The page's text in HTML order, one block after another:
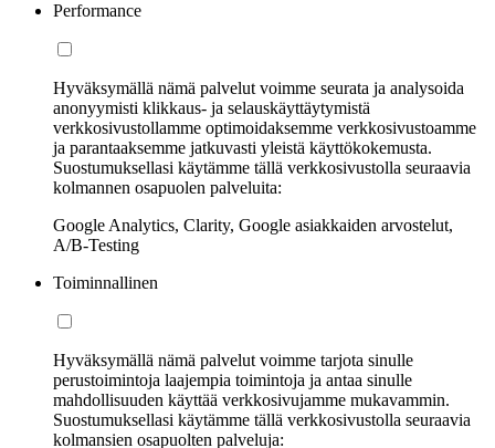
Performance
Hyväksymällä nämä palvelut voimme seurata ja analysoida
anonyymisti klikkaus- ja selauskäyttäytymistä
verkkosivustollamme optimoidaksemme verkkosivustoamme
ja parantaaksemme jatkuvasti yleistä käyttökokemusta.
Suostumuksellasi käytämme tällä verkkosivustolla seuraavia
kolmannen osapuolen palveluita:
Google Analytics, Clarity, Google asiakkaiden arvostelut,
A/B-Testing
Toiminnallinen
Hyväksymällä nämä palvelut voimme tarjota sinulle
perustoimintoja laajempia toimintoja ja antaa sinulle
mahdollisuuden käyttää verkkosivujamme mukavammin.
Suostumuksellasi käytämme tällä verkkosivustolla seuraavia
kolmansien osapuolten palveluja: